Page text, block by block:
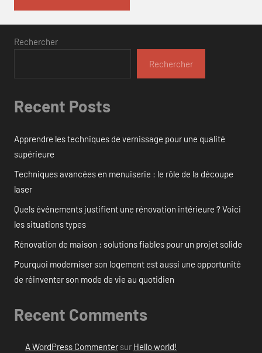
Rechercher
Rechercher
Recent Posts
Apprendre les techniques de vernissage pour une qualité
supérieure
Techniques avancées en menuiserie : le rôle de la découpe
laser
Quels événements justifient une rénovation intérieure ? Voici
les situations types
Rénovation de maison : solutions fiables pour un projet solide
Pourquoi moderniser son logement est aussi une opportunité
de réinventer son mode de vie au quotidien
Recent Comments
A WordPress Commentersur Hello world!